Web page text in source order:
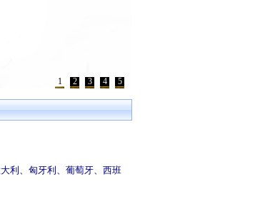
1 2 3 4 5
利、匈牙利、葡萄牙、西班